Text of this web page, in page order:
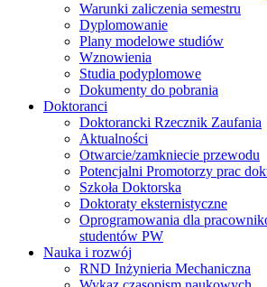
Warunki zaliczenia semestru
Dyplomowanie
Plany modelowe studiów
Wznowienia
Studia podyplomowe
Dokumenty do pobrania
Doktoranci
Doktorancki Rzecznik Zaufania
Aktualności
Otwarcie/zamkniecie przewodu
Potencjalni Promotorzy prac
Szkoła Doktorska
Doktoraty eksternistyczne
Oprogramowania dla
studentów PW
Nauka i rozwój
RND Inżynieria Mechaniczna